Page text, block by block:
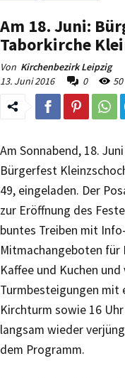
Am 18. Juni:
Taborkirche
Von Kirchenbezirk Leipzig
13. Juni 2016
0 50
Am Sonnabend, 18.
Bürgerfest
49, eingeladen. Der
zur Eröffnung des
buntes Treiben mit
Mitmachangeboten für
Kaffee und Kuchen und
Turmbesteigungen mit
Kirchturm sowie 16
langsam wieder
dem Programm.